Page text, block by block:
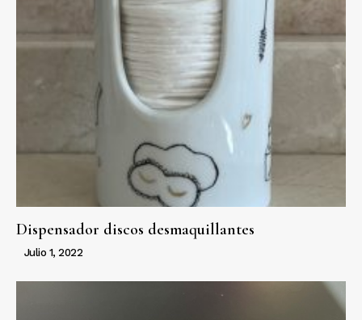
Dispensador discos desmaquillantes
Julio 1, 2022